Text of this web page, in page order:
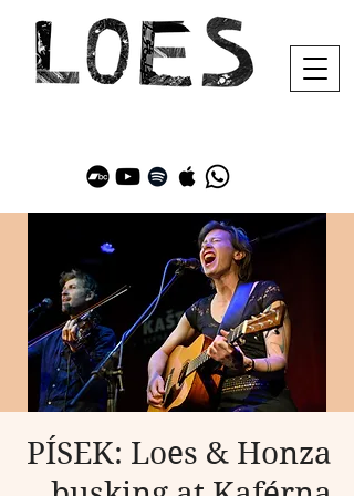
PÍSEK: Loes & Honza